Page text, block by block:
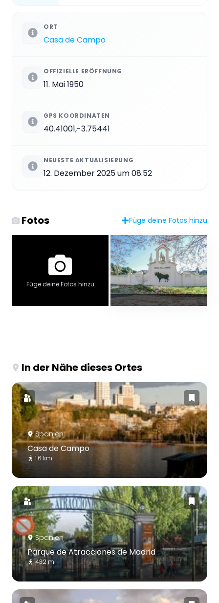
ORT
Casa de Campo
OFFIZIELLE ERÖFFNUNG
11. Mai 1950
GPS KOORDINATEN
40.41001,-3.75441
NEUESTE AKTUALISIERUNG
12. Dezember 2025 um 08:52
Fotos Füge deine Fotos hinzu
Füge deine Fotos hinzu
In der Nähe dieses Ortes
Spanien
Casa de Campo
1.6 km
Spanien
Parque de Atracciones de Madrid
432 m